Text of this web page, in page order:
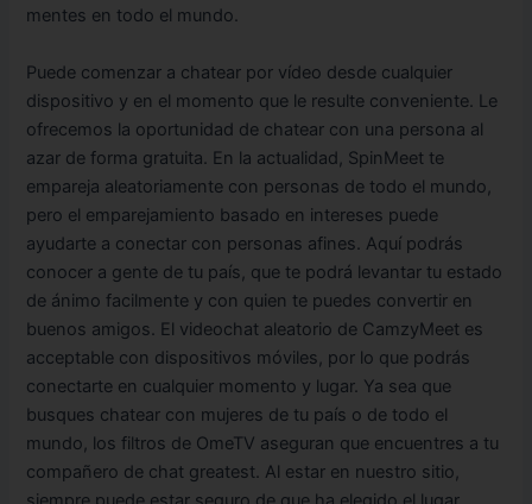
mentes en todo el mundo.
Puede comenzar a chatear por vídeo desde cualquier
dispositivo y en el momento que le resulte conveniente. Le
ofrecemos la oportunidad de chatear con una persona al
azar de forma gratuita. En la actualidad, SpinMeet te
empareja aleatoriamente con personas de todo el mundo,
pero el emparejamiento basado en intereses puede
ayudarte a conectar con personas afines. Aquí podrás
conocer a gente de tu país, que te podrá levantar tu estado
de ánimo facilmente y con quien te puedes convertir en
buenos amigos. El videochat aleatorio de CamzyMeet es
acceptable con dispositivos móviles, por lo que podrás
conectarte en cualquier momento y lugar. Ya sea que
busques chatear con mujeres de tu país o de todo el
mundo, los filtros de OmeTV aseguran que encuentres a tu
compañero de chat greatest. Al estar en nuestro sitio,